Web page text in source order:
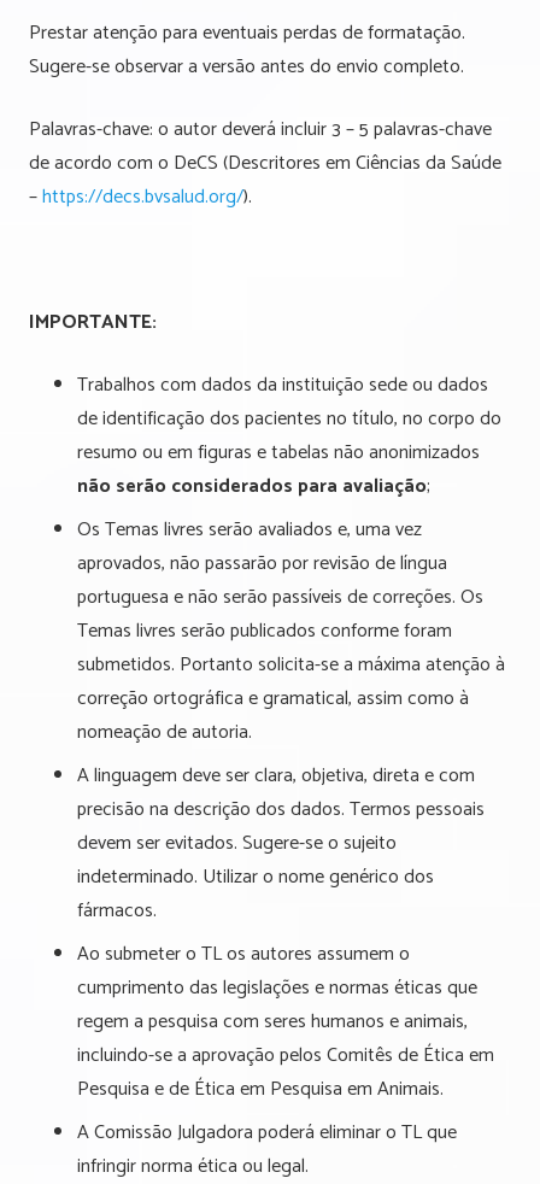
Prestar atenção para eventuais perdas de formatação.
Sugere-se observar a versão antes do envio completo.
Palavras-chave: o autor deverá incluir 3 – 5 palavras-chave
de acordo com o DeCS (Descritores em Ciências da Saúde
–https://decs.bvsalud.org/).
IMPORTANTE:
Trabalhos com dados da instituição sede ou dados
de identificação dos pacientes no título, no corpo do
resumo ou em figuras e tabelas não anonimizados
não serão considerados para avaliação;
Os Temas livres serão avaliados e, uma vez
aprovados, não passarão por revisão de língua
portuguesa e não serão passíveis de correções. Os
Temas livres serão publicados conforme foram
submetidos. Portanto solicita-se a máxima atenção à
correção ortográfica e gramatical, assim como à
nomeação de autoria.
A linguagem deve ser clara, objetiva, direta e com
precisão na descrição dos dados. Termos pessoais
devem ser evitados. Sugere-se o sujeito
indeterminado. Utilizar o nome genérico dos
fármacos.
Ao submeter o TL os autores assumem o
cumprimento das legislações e normas éticas que
regem a pesquisa com seres humanos e animais,
incluindo-se a aprovação pelos Comitês de Ética em
Pesquisa e de Ética em Pesquisa em Animais.
A Comissão Julgadora poderá eliminar o TL que
infringir norma ética ou legal.